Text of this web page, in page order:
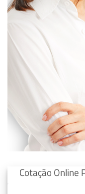
Cotação Online